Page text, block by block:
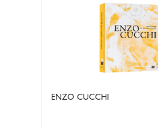
ENZO CUCCHI